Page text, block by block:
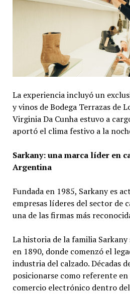
La experiencia incluyó un
y vinos de Bodega Terrazas de
Virginia Da Cunha estuvo a
aportó el clima festivo a la
Sarkany: una marca líder en
Argentina
Fundada en 1985, Sarkany es
empresas líderes del sector de
una de las firmas más
La historia de la familia
en 1890, donde comenzó el
industria del calzado. Décadas
posicionarse como referente
comercio electrónico dentro